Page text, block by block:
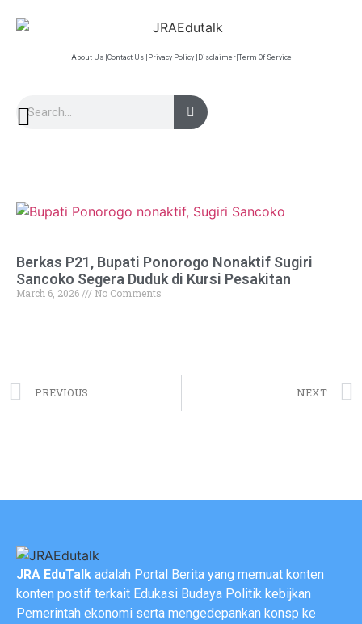
About Us | Contact Us | Privacy Policy | Disclaimer| Term Of Service
Berkas P21, Bupati Ponorogo Nonaktif Sugiri
Sancoko Segera Duduk di Kursi Pesakitan
March 6, 2026 No Comments
PREVIOUS NEXT
JRA EduTalk adalah Portal Berita yang memuat konten
konten postif terkait Edukasi Budaya Politik kebijkan
Pemerintah ekonomi serta mengedepankan konsp ke